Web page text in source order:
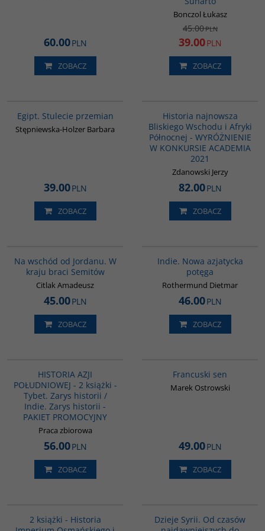
60.00PLN
ZOBACZ
Bonczol Łukasz
45.00PLN
39.00PLN
ZOBACZ
Egipt. Stulecie przemian
Stępniewska-Holzer Barbara
39.00PLN
ZOBACZ
Historia najnowsza
Bliskiego Wschodu i Afryki
Północnej - WYRÓŻNIENIE
W KONKURSIE ACADEMIA
2021
Zdanowski Jerzy
82.00PLN
ZOBACZ
Na wschód od Jordanu. W
kraju braci Semitów
Citlak Amadeusz
45.00PLN
ZOBACZ
Indie. Nowa azjatycka
potęga
Rothermund Dietmar
46.00PLN
ZOBACZ
HISTORIA AZJI
POŁUDNIOWEJ - 2 książki -
Tybet. Zarys historii /
Indie. Zarys historii -
PAKIET PROMOCYJNY
Praca zbiorowa
56.00PLN
ZOBACZ
Francuski sen
Marek Ostrowski
49.00PLN
ZOBACZ
2 książki - Historia
Dzieje Syrii. Od czasów